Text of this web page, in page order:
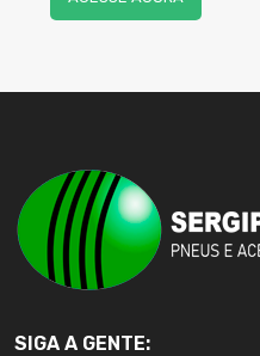
SIGA A GENTE: